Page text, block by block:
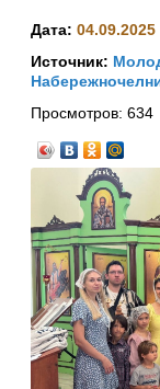
Дата: 04.09.2025
Источник:
Просмотров: 634